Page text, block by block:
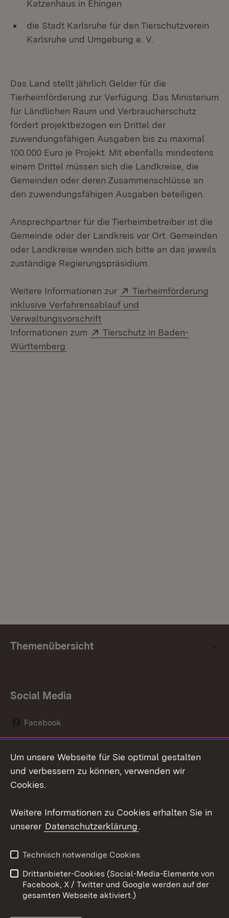
Katzenhaus in Ehingen
die Stadt Karlsruhe für den Tierschutzverein
Karlsruhe und Umgebung e. V.
Das Land stellt jährlich Gelder für die
Tierheimförderung zur Verfügung. Das Ministerium
für Ländlichen Raum und Verbraucherschutz
fördert projektbezogen ein Drittel der
zuwendungsfähigen Ausgaben bis zu maximal
100.000 Euro je Projekt. Mit ebenfalls mindestens
einem Drittel müssen sich die Landkreise, die
Gemeinden oder deren Zusammenschlüsse an
den zuwendungsfähigen Ausgaben beteiligen.
Ansprechpartner für die Tierheimbetreiber ist die
Gemeinde oder der Landkreis vor Ort. Gemeinden
oder Landkreise wenden sich bitte an das jeweils
zuständige Regierungspräsidium.
Weitere Informationen zur Extern:
Tierheimförderung
inklusive Verfahrensablauf und
Verwaltungsvorschrift
Informationen zum
Extern:
Tierschutz in Baden-
Württemberg
Themenübersicht
Social Media
Facebook
Social Wall
Youtube
Kontakt
Datenschutz
Barrierefreiheit
Impressum Cookies
Um unsere Webseite für Sie optimal gestalten
und verbessern zu können, verwenden wir
Cookies.
Weitere Informationen zu Cookies erhalten Sie in
unserer Datenschutzerklärung.
Technisch notwendige Cookies
Drittanbieter-Cookies (Social-Media-Elemente von
Facebook, X / Twitter und Google werden auf der
gesamten Webseite aktiviert.)